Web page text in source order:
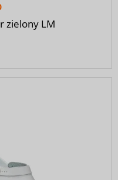
zielony LM